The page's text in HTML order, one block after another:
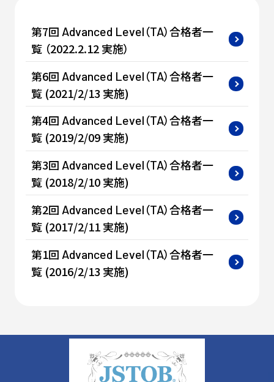
第7回 Advanced Level （TA）合格者一
覧 （2022.2.12 実施）
第6回 Advanced Level （TA）合格者一
覧 (2021/2/13 実施)
第4回Advanced Level （TA）合格者一
覧 (2019/2/09 実施)
第3回 Advanced Level （TA）合格者一
覧 (2018/2/10 実施)
第2回 Advanced Level （TA）合格者一
覧 (2017/2/11 実施)
第1回 Advanced Level （TA）合格者一
覧 (2016/2/13 実施)